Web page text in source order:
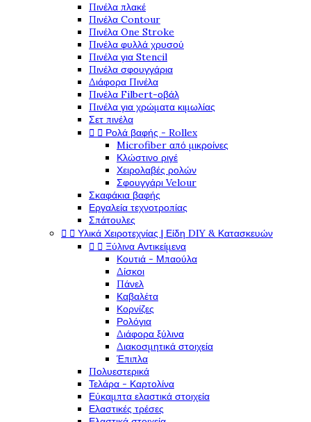
Πινέλα πλακέ
Πινέλα Contour
Πινέλα One Stroke
Πινέλα φυλλά χρυσού
Πινέλα για Stencil
Πινέλα σφουγγάρια
Διάφορα Πινέλα
Πινέλα Filbert-οβάλ
Πινέλα για χρώματα κιμωλίας
Σετ πινέλα
  Ρολά βαφής - Rollex
Microfiber από μικροίνες
Κλώστινο ριγέ
Χειρολαβές ρολών
Σφουγγάρι Velour
Σκαφάκια βαφής
Εργαλεία τεχνοτροπίας
Σπάτουλες
  Υλικά Χειροτεχνίας | Είδη DIY & Κατασκευών
  Ξύλινα Αντικείμενα
Κουτιά - Μπαούλα
Δίσκοι
Πάνελ
Καβαλέτα
Κορνίζες
Ρολόγια
Διάφορα ξύλινα
Διακοσμητικά στοιχεία
Έπιπλα
Πολυεστερικά
Τελάρα - Καρτολίνα
Εύκαμπτα ελαστικά στοιχεία
Ελαστικές τρέσες